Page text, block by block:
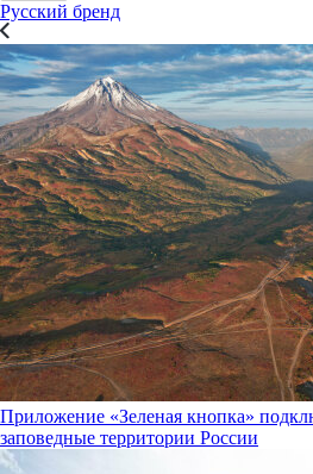
Русский бренд
Приложение «Зеленая кнопка»
заповедные территории России